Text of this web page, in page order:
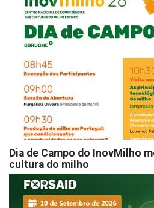
Dia de Campo do InovMilho
cultura do milho